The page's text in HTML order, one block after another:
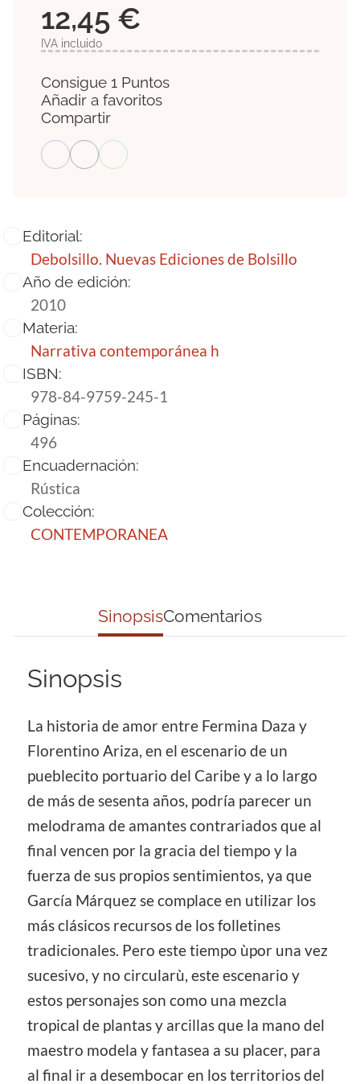
Editorial:
Debolsillo. Nuevas Ediciones de Bolsillo
Año de edición:
2010
Materia:
Narrativa contemporánea h
ISBN:
978-84-9759-245-1
Páginas:
496
Encuadernación:
Rústica
Colección:
CONTEMPORANEA
12,45 €
IVA incluido
Consigue 1 Puntos
Añadir a favoritos
Compartir
SinopsisComentarios
Sinopsis
La historia de amor entre Fermina Daza y
Florentino Ariza, en el escenario de un
pueblecito portuario del Caribe y a lo largo
de más de sesenta años, podría parecer un
melodrama de amantes contrariados que al
final vencen por la gracia del tiempo y la
fuerza de sus propios sentimientos, ya que
García Márquez se complace en utilizar los
más clásicos recursos de los folletines
tradicionales. Pero este tiempo ùpor una vez
sucesivo, y no circularù, este escenario y
estos personajes son como una mezcla
tropical de plantas y arcillas que la mano del
maestro modela y fantasea a su placer, para
al final ir a desembocar en los territorios del